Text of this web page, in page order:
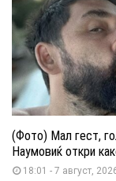
(Фото) Мал гест,
Наумовиќ откри
18:01 - 7 август,